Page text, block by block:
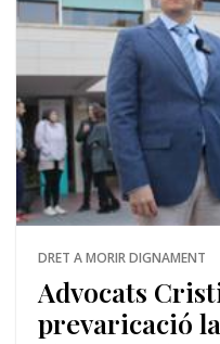
DRET A MORIR DIGNAMENT
Advocats
prevaricació